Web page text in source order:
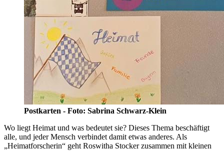
Postkarten - Foto: Sabrina Schwarz-Klein
Wo liegt Heimat und was bedeutet sie? Dieses Thema beschäftigt
alle, und jeder Mensch verbindet damit etwas anderes. Als
„Heimatforscherin“ geht Roswitha Stocker zusammen mit kleinen